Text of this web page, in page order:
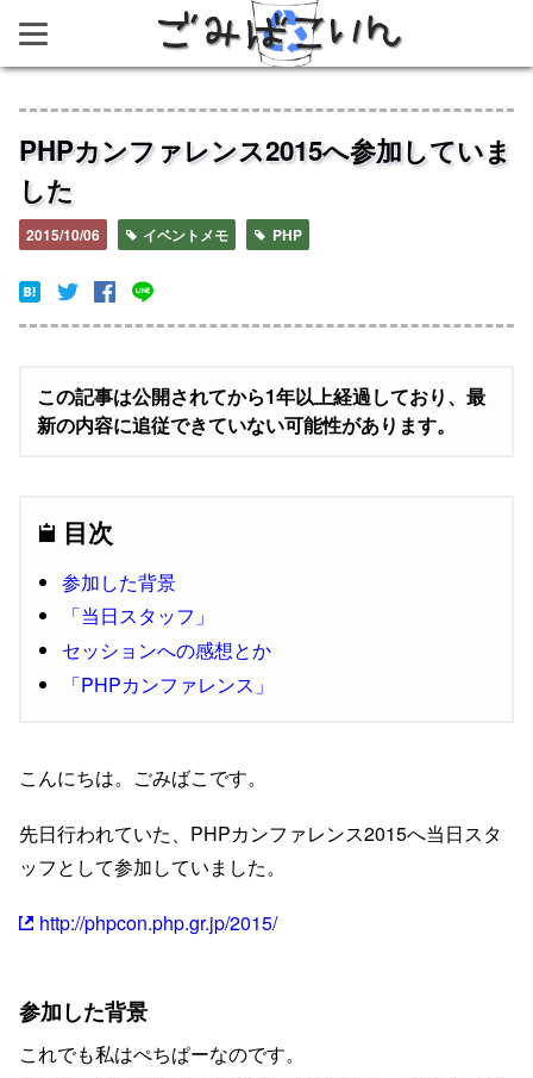
PHPカンファレンス2015へ参加していま
した
2015/10/06 イベントメモ PHP
この記事は公開されてから1年以上経過しており、最
新の内容に追従できていない可能性があります。
目次
参加した背景
「当日スタッフ」
セッションへの感想とか
「PHPカンファレンス」
こんにちは。ごみばこです。
先日行われていた、PHPカンファレンス2015へ当日スタ
ッフとして参加していました。
http://phpcon.php.gr.jp/2015/
参加した背景
これでも私はぺちぱーなのです。
ごみばこいん